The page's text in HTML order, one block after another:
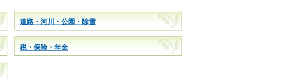
道路・河川・公園・除雪
税・保険・年金